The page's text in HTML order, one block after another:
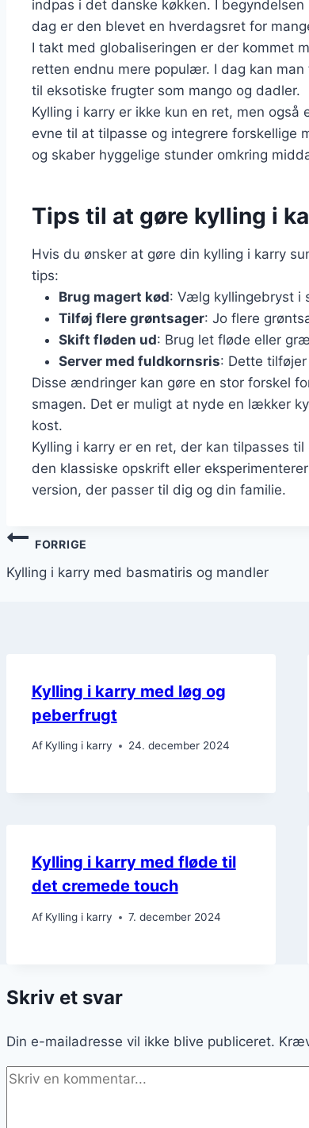
indpas i det danske køkken. I
dag er den blevet en hverdagsret for
I takt med globaliseringen er der kommet
retten endnu mere populær. I dag kan
til eksotiske frugter som mango og dadler.
Kylling i karry er ikke kun en ret, men
evne til at tilpasse og integrere forskellige
og skaber hyggelige stunder omkring
Tips til at gøre kylling i
Hvis du ønsker at gøre din kylling i karry
tips:
Brug magert kød: Vælg kyllingebryst i
Tilføj flere grøntsager: Jo flere
Skift fløden ud: Brug let fløde eller
Server med fuldkornsris: Dette
Disse ændringer kan gøre en stor forskel
smagen. Det er muligt at nyde en lækker
kost.
Kylling i karry er en ret, der kan tilpasses
den klassiske opskrift eller
version, der passer til dig og din familie.
Indlægsnavigation
FORRIGE
Kylling i karry med basmatiris og mandler
Kylling i karry med løg og
peberfrugt
Af Kylling i karry 24. december 2024
Kylling i karry med fløde til
det cremede touch
Af Kylling i karry 7. december 2024
Skriv et svar
Din e-mailadresse vil ikke blive publiceret.